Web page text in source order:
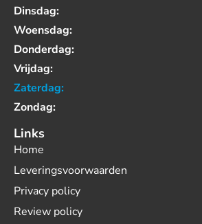
Dinsdag:
Woensdag:
Donderdag:
Vrijdag:
Zaterdag:
Zondag:
Links
Home
Leveringsvoorwaarden
Privacy policy
Review policy